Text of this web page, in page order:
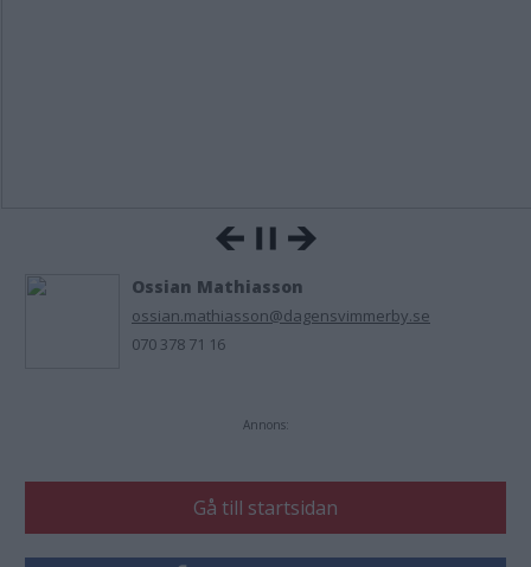
Ossian Mathiasson
ossian.mathiasson@dagensvimmerby.se
070 378 71 16
Annons:
Gå till startsidan